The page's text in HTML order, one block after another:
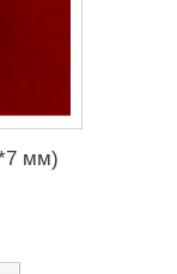
мм)